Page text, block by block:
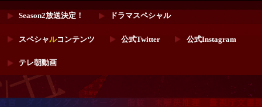
Season2放送決定！ ドラマスペシャル
スペシャルコンテンツ 公式Twitter 公式Instagram
テレ朝動画